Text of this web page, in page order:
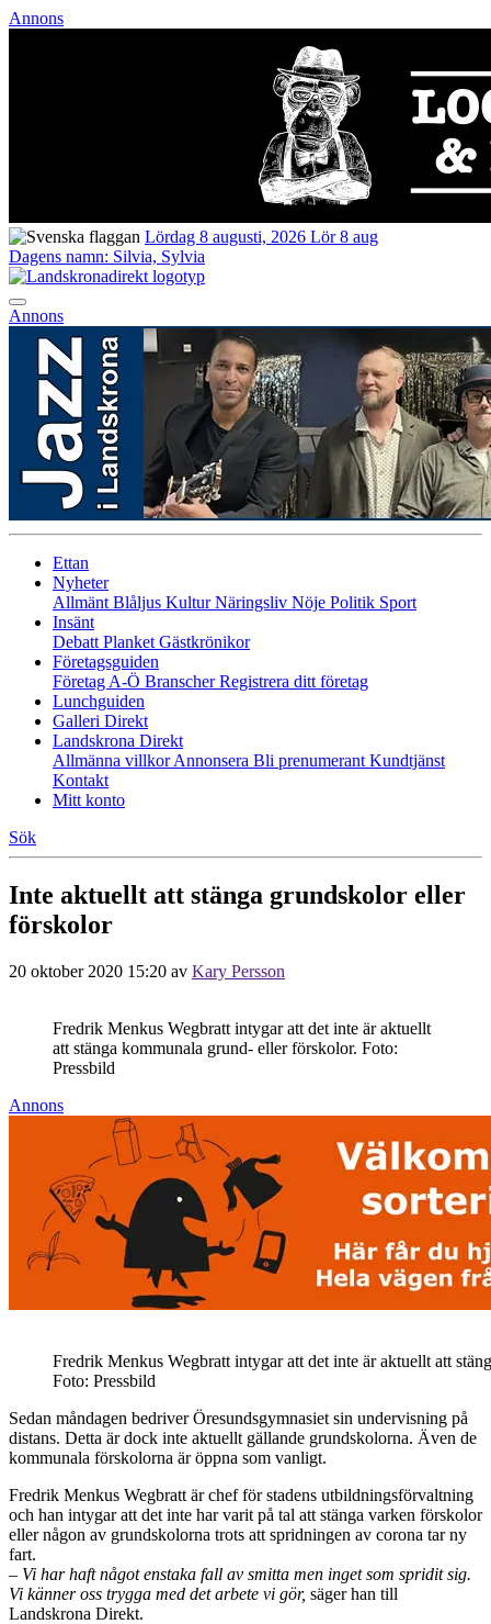
Annons
Lördag 8 augusti, 2026 Lör 8 aug
Dagens namn: Silvia, Sylvia
Annons
Ettan
Nyheter
Allmänt Blåljus KulturNäringsliv Nöje Politik Sport
Insänt
Debatt Planket Gästkrönikor
Företagsguiden
Företag A-Ö BranscherRegistrera ditt företag
Lunchguiden
Galleri Direkt
Landskrona Direkt
Allmänna villkorAnnonsera Bli prenumerant Kundtjänst
Kontakt
Mitt konto
Sök
Inte aktuellt att stänga grundskolor eller
förskolor
20 oktober 2020 15:20 av Kary Persson
Fredrik Menkus Wegbratt intygar att det inte är aktuellt
att stänga kommunala grund- eller förskolor. Foto:
Pressbild
Annons
Fredrik Menkus Wegbratt intygar att det inte är aktuellt att
Foto: Pressbild
Sedan måndagen bedriver Öresundsgymnasiet sin undervisning på
distans. Detta är dock inte aktuellt gällande grundskolorna. Även de
kommunala förskolorna är öppna som vanligt.
Fredrik Menkus Wegbratt är chef för stadens utbildningsförvaltning
och han intygar att det inte har varit på tal att stänga varken förskolor
eller någon av grundskolorna trots att spridningen av corona tar ny
fart.
– Vi har haft något enstaka fall av smitta men inget som spridit sig.
Vi känner oss trygga med det arbete vi gör, säger han till
Landskrona Direkt.